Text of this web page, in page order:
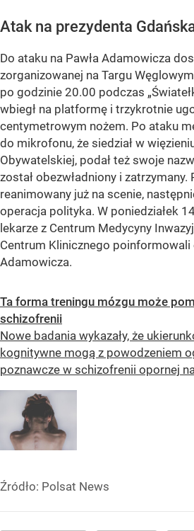
Atak na prezydenta
Do ataku na Pawła Adamowicza
zorganizowanej na Targu
po godzinie 20.00 podczas
wbiegł na platformę i trzykrotnie
centymetrowym nożem. Po ataku
do mikrofonu, że siedział w
Obywatelskiej, podał też swoje
został obezwładniony i zatrzymany.
reanimowany już na scenie,
operacja polityka. W poniedziałek
lekarze z Centrum Medycyny
Centrum Klinicznego poinformowali
Adamowicza.
Ta forma treningu mózgu może
schizofrenii
Nowe badania wykazały, że
kognitywne mogą z powodzeniem
poznawcze w schizofrenii opornej
Źródło: Polsat News